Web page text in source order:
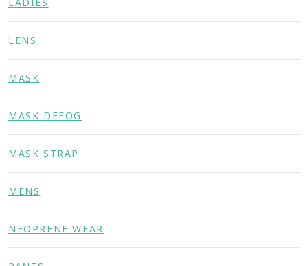
LENS
MASK
MASK DEFOG
MASK STRAP
MENS
NEOPRENE WEAR